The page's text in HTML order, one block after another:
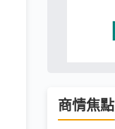
商情焦點